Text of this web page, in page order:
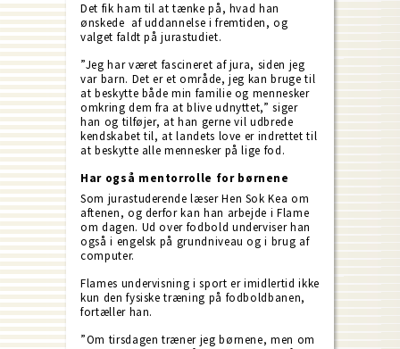
Det fik ham til at tænke på, hvad han
ønskede af uddannelse i fremtiden, og
valget faldt på jurastudiet.
”Jeg har været fascineret af jura, siden jeg
var barn. Det er et område, jeg kan bruge til
at beskytte både min familie og mennesker
omkring dem fra at blive udnyttet,” siger
han og tilføjer, at han gerne vil udbrede
kendskabet til, at landets love er indrettet til
at beskytte alle mennesker på lige fod.
Har også mentorrolle for børnene
Som jurastuderende læser Hen Sok Kea om
aftenen, og derfor kan han arbejde i Flame
om dagen. Ud over fodbold underviser han
også i engelsk på grundniveau og i brug af
computer.
Flames undervisning i sport er imidlertid ikke
kun den fysiske træning på fodboldbanen,
fortæller han.
”Om tirsdagen træner jeg børnene, men om